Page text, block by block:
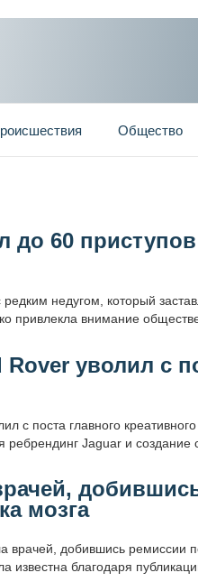
Общество
60
недугом, который
привлекла внимание
уволил с
с поста главного
ребрендинг Jaguar и
мозга
врачей, добившись ремиссии
известна благодаря